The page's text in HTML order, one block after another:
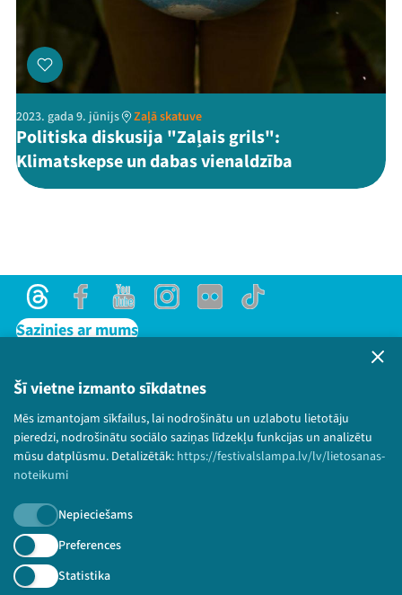
Šī vietne izmanto sīkdatnes
Mēs izmantojam sīkfailus, lai nodrošinātu un uzlabotu lietotāju
pieredzi, nodrošinātu sociālo saziņas līdzekļu funkcijas un analizētu
mūsu datplūsmu. Detalizētāk: https://festivalslampa.lv/lv/lietosanas-
noteikumi
Nepieciešams
Preferences
Statistika
2023. gada 9. jūnijs Zaļā skatuve
Politiska diskusija "Zaļais grils":
Klimatskepse un dabas vienaldzība
ThreadsFacebookYoutubeInstagram
Flick TikTok
Sazinies ar mums
Lietošanas noteikumi un sīkdatņu politika
Bērnu aizsardzības politika
© 2026 Sarunu festivāls LAMPA Visas tiesības
paturētas.
Piesakies jaunumiem!
Nepalaid garām aktuālāko informāciju!